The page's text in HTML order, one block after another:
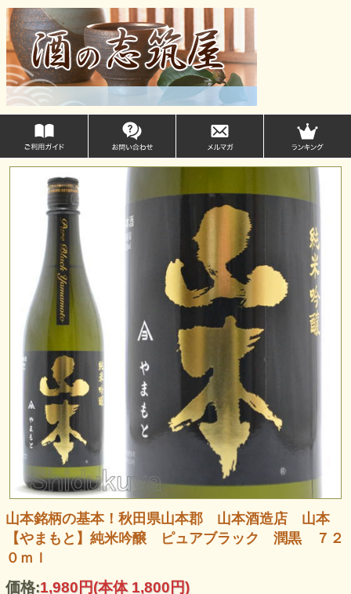
山本銘柄の基本！秋田県山本郡 山本酒造店 山本
【やまもと】純米吟醸 ピュアブラック 潤黒 ７２
０ｍｌ
価格:1,980円(本体 1,800円)